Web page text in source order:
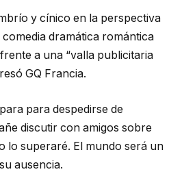
y cínico en la perspectiva
dramática romántica
a una “valla publicitaria
GQ Francia.
para despedirse de
discutir con amigos sobre
lo superaré. El mundo será un
ausencia.